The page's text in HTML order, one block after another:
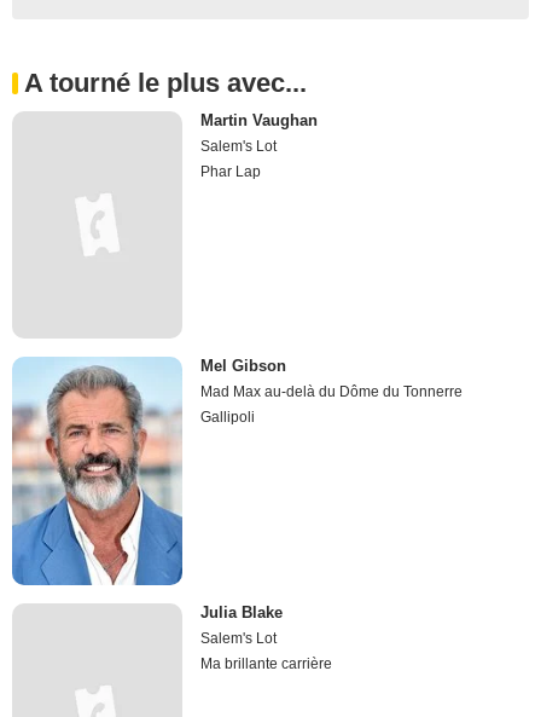
A tourné le plus avec...
Martin Vaughan
Salem's Lot
Phar Lap
Mel Gibson
Mad Max au-delà du Dôme du Tonnerre
Gallipoli
Julia Blake
Salem's Lot
Ma brillante carrière